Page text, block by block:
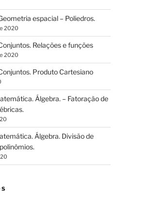
espacial – Poliedros.
2020
Relações e funções
2020
Produto Cartesiano
Álgebra. – Fatoração de
Álgebra. Divisão de